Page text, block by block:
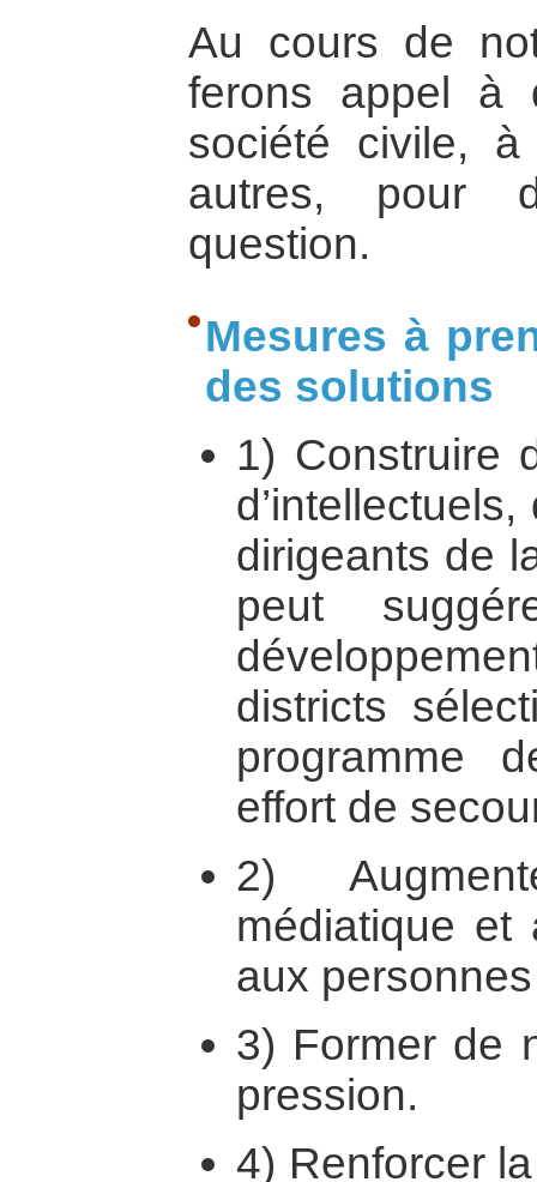
Au cours de
ferons appel à
société civile,
autres, pour
question.
Mesures à
des solutions
1) Construire
dirigeants de
peut
districts
programme
effort de
2)
médiatique et
aux
3) Former de
pression.
4) Renforcer